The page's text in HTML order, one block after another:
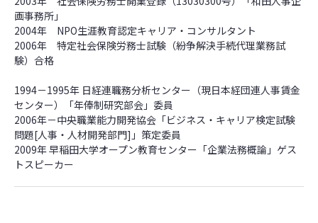
画事務所」
2004年 NPO生涯教育認定キャリア・コンサルタント
2006年 特定社会保険労務士試験（紛争解決手続代理業務試
験）合格
1994－1995年 日経連職務分析センター（現日本経団連人事賃金
センター）「年俸制研究部会」委員
2006年－中央職業能力開発協会「ビジネス・キャリア検定試験
問題[人事・人材開発部門]」策定委員
2009年 早稲田大学オープン教育センター「企業法務概論」ゲス
トスピーカー